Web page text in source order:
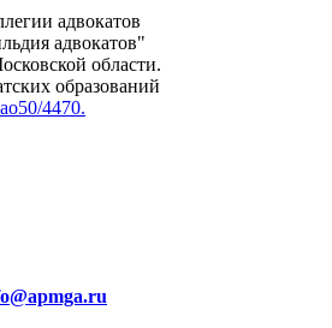
адвокатов
адвокатов"
области.
образований
4470.